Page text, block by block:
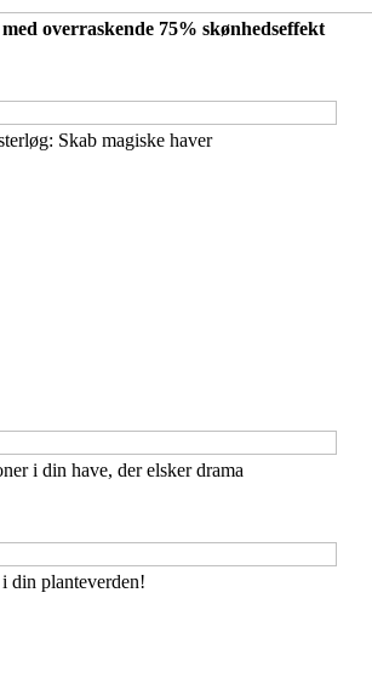
overraskende 75% skønhedseffekt
Skab magiske haver
i din have, der elsker drama
din planteverden!